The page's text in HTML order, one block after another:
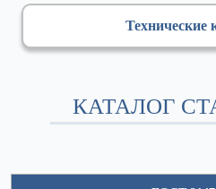
Технические
КАТАЛОГ